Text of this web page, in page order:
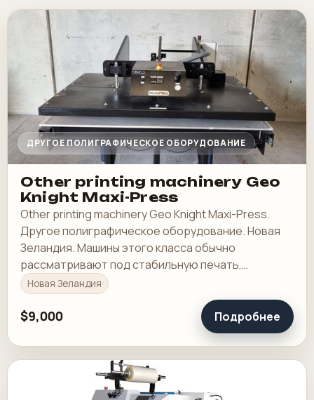
ДРУГОЕ ПОЛИГРАФИЧЕСКОЕ ОБОРУДОВАНИЕ
Other printing machinery Geo
Knight Maxi-Press
Other printing machinery Geo Knight Maxi-Press.
Другое полиграфическое оборудование. Новая
Зеландия. Машины этого класса обычно
рассматривают под стабильную печать,
понятную приладку и рабочую загрузку в смене.
Новая Зеландия
$9,000 Подробнее